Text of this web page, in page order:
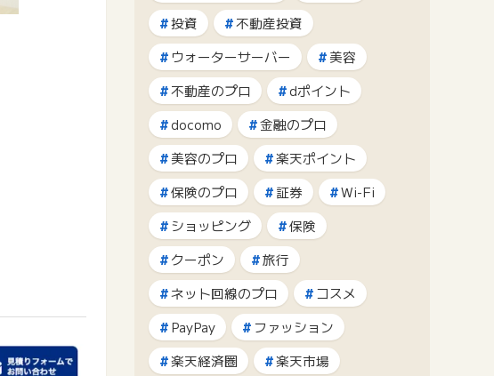
投資
不動産投資
ウォーターサーバー
美容
不動産のプロ
dポイント
docomo
金融のプロ
美容のプロ
楽天ポイント
保険のプロ
証券
Wi-Fi
ショッピング
保険
クーポン
旅行
ネット回線のプロ
コスメ
PayPay
ファッション
楽天経済圏
楽天市場